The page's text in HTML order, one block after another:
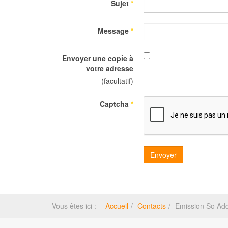
Sujet *
Message *
Envoyer une copie à
votre adresse
(facultatif)
Captcha *
Envoyer
Vous êtes ici : Accueil Contacts Emission So